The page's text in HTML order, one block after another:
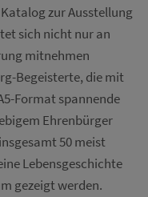
zur Ausstellung
sich nicht nur an
mitnehmen
Begeisterte, die mit
Format spannende
Ehrenbürger
50 meist
Lebensgeschichte
gezeigt werden.